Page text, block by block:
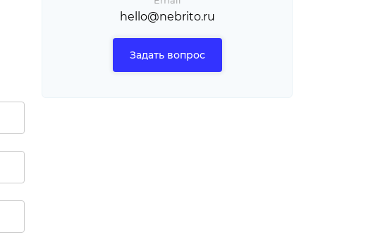
hello@nebrito.ru
Задать вопрос